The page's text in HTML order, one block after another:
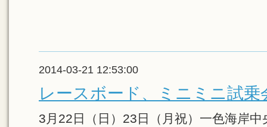
2014-03-21 12:53:00
レースボード、ミニミニ試乗
3月22日（日）23日（月祝）一色海岸